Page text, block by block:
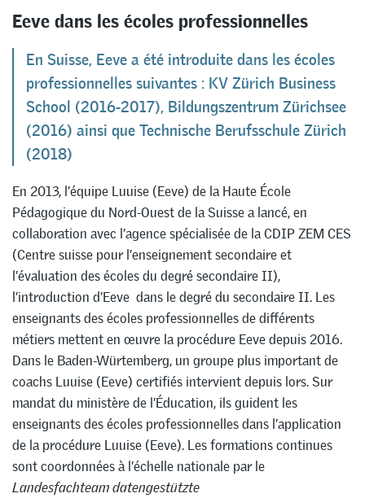
Eeve dans les écoles professionnelles
En Suisse, Eeve a été introduite dans les écoles
professionnelles suivantes : KV Zürich Business
School (2016-2017), Bildungszentrum Zürichsee
(2016) ainsi que Technische Berufsschule Zürich
(2018)
En 2013, l’équipe Luuise (Eeve) de la Haute École
Pédagogique du Nord-Ouest de la Suisse a lancé, en
collaboration avec l’agence spécialisée de la CDIP ZEM CES
(Centre suisse pour l’enseignement secondaire et
l’évaluation des écoles du degré secondaire II),
l’introduction d’Eeve dans le degré du secondaire II. Les
enseignants des écoles professionnelles de différents
métiers mettent en œuvre la procédure Eeve depuis 2016.
Dans le Baden-Würtemberg, un groupe plus important de
coachs Luuise (Eeve) certifiés intervient depuis lors. Sur
mandat du ministère de l’Éducation, ils guident les
enseignants des écoles professionnelles dans l’application
de la procédure Luuise (Eeve). Les formations continues
sont coordonnées à l’échelle nationale par le
Landesfachteam datengestützte